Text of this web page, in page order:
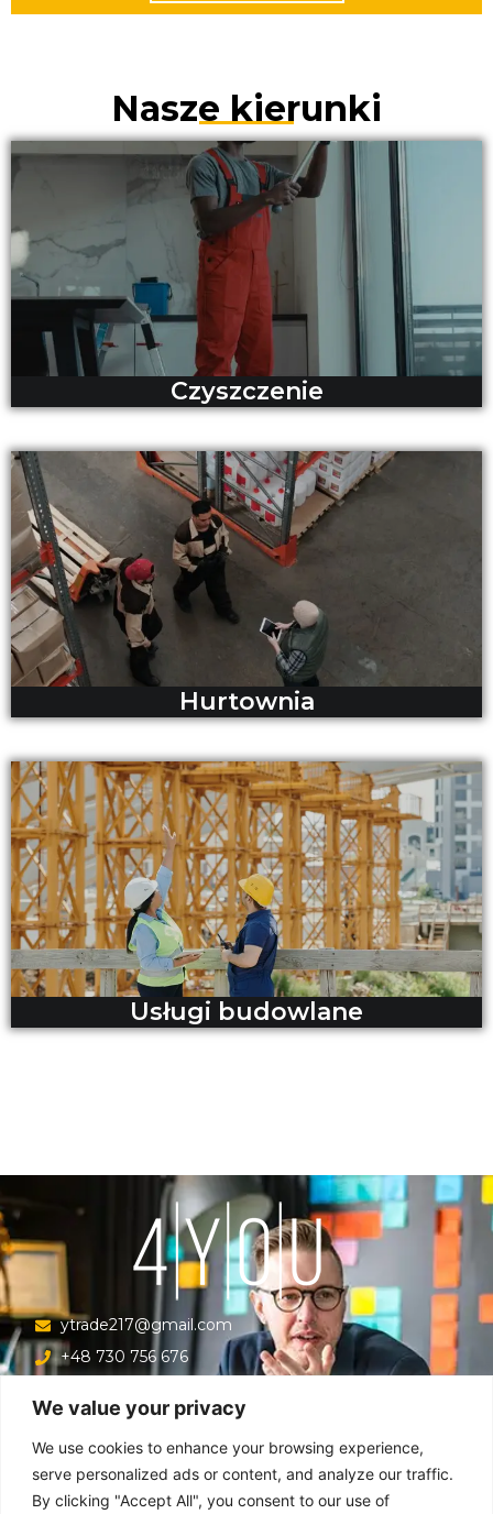
We value your privacy
We use cookies to enhance your browsing experience,
serve personalized ads or content, and analyze our traffic.
By clicking "Accept All", you consent to our use of
Nasze kierunki
Czyszczenie
Hurtownia
Usługi budowlane
ytrade217@gmail.com
+48 730 756 676
Menu
Główna